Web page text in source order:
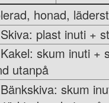
honad,
plast inuti +
skum inuti +
utanpå
skum